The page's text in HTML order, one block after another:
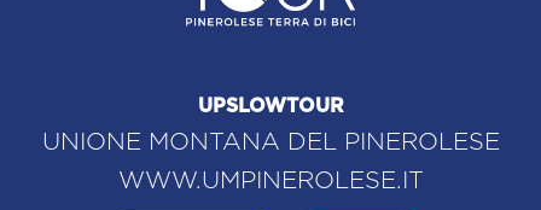
UPSLOWTOUR
UNIONE MONTANA DEL PINEROLESE
WWW.UMPINEROLESE.IT